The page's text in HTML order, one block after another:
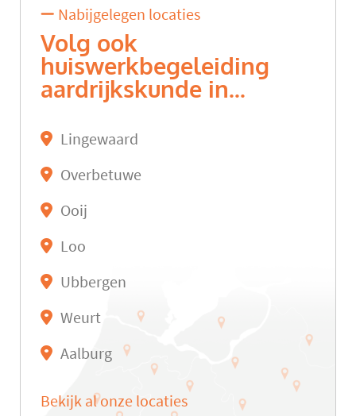
Nabijgelegen locaties
Volg ook
huiswerkbegeleiding
aardrijkskunde in...
Lingewaard
Overbetuwe
Ooij
Loo
Ubbergen
Weurt
Aalburg
Bekijk al onze locaties